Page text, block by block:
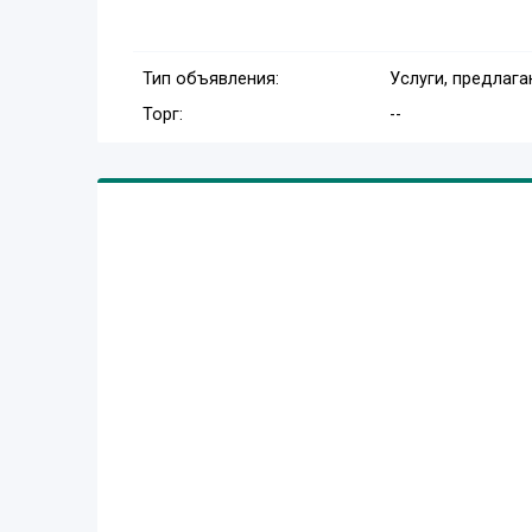
Тип объявления:
Услуги,
Торг:
--